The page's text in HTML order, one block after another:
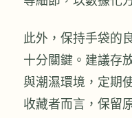
此外，保持手袋的
十分關鍵。建議存
與潮濕環境，定期
收藏者而言，保留